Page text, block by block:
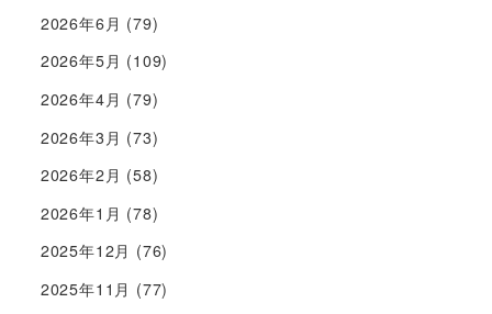
2026年6月 (79)
2026年5月 (109)
2026年4月 (79)
2026年3月 (73)
2026年2月 (58)
2026年1月 (78)
2025年12月 (76)
2025年11月 (77)